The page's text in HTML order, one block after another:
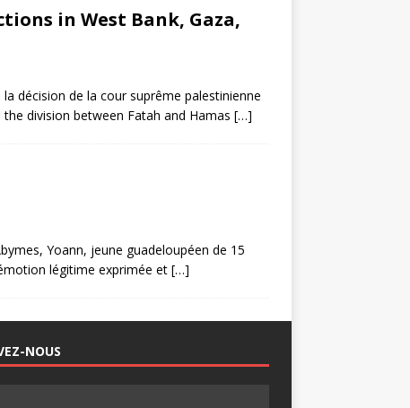
in West Bank, Gaza,
décision de la cour suprême palestinienne
division between Fatah and Hamas […]
Yoann, jeune guadeloupéen de 15
légitime exprimée et […]
NOUS